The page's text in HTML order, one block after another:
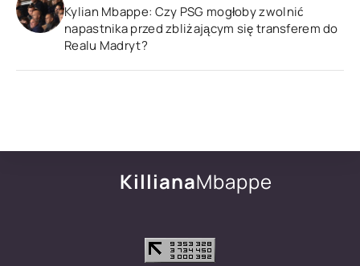
Kylian Mbappe: Czy PSG mogłoby zwolnić
napastnika przed zbliżającym się transferem do
Realu Madryt?
KillianaMbappe